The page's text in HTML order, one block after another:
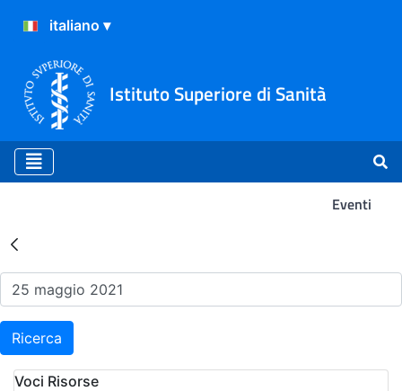
Istituto Superiore di Sanità
Eventi
Risultati della Ricerca -
Ricerca
Voci Risorse